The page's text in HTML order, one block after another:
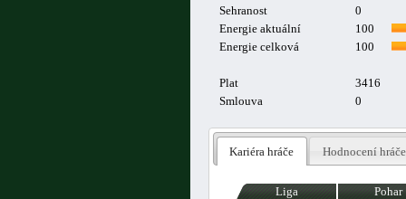
Sehranost
0
Energie aktuální
100
Energie celková
100
Plat
3416
Smlouva
0
Kariéra hráče Hodnocení hráče
Liga Pohar